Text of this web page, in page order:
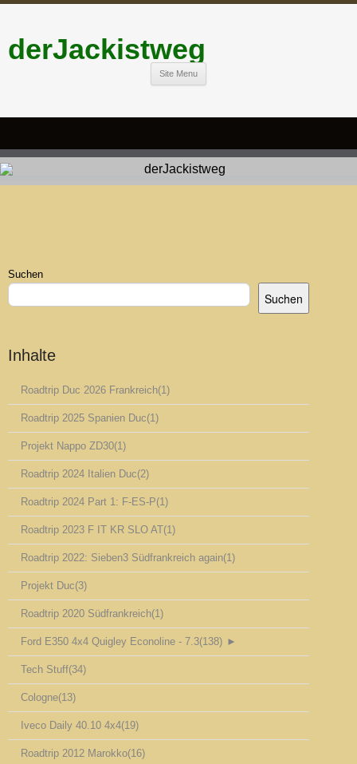
derJackistweg
Site Menu
Suchen
Suchen
Inhalte
Roadtrip Duc 2026 Frankreich(1)
Roadtrip 2025 Spanien Duc(1)
Projekt Nappo ZD30(1)
Roadtrip 2024 Italien Duc(2)
Roadtrip 2024 Part 1: F-ES-P(1)
Roadtrip 2023 F IT KR SLO AT(1)
Roadtrip 2022: Sieben3 Südfrankreich again(1)
Projekt Duc(3)
Roadtrip 2020 Südfrankreich(1)
Ford E350 4x4 Quigley Econoline - 7.3(138) ►
Tech Stuff(34)
Cologne(13)
Iveco Daily 40.10 4x4(19)
Roadtrip 2012 Marokko(16)